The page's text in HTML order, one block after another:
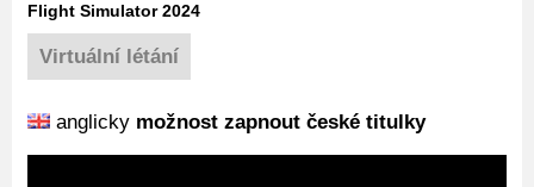
Flight Simulator 2024
Virtuální létání
anglicky možnost zapnout české titulky